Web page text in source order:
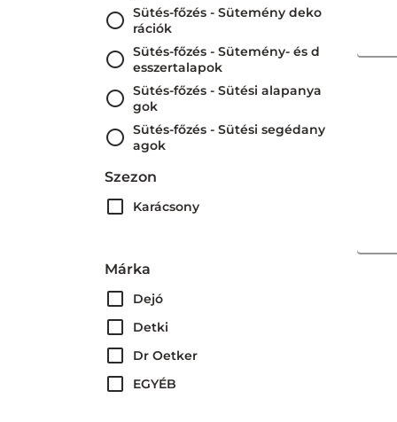
Sütés-főzés - Sütemény deko
rációk
Sütés-főzés - Sütemény- és d
esszertalapok
Sütés-főzés - Sütési alapanya
gok
Sütés-főzés - Sütési segédany
agok
Szezon
Karácsony
Márka
Dejó
Detki
Dr Oetker
EGYÉB